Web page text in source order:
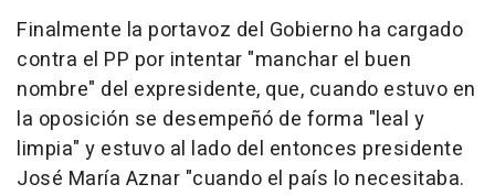
Finalmente la portavoz del Gobierno ha cargado
contra el PP por intentar "manchar el buen
nombre" del expresidente, que, cuando estuvo en
la oposición se desempeñó de forma "leal y
limpia" y estuvo al lado del entonces presidente
José María Aznar "cuando el país lo necesitaba.